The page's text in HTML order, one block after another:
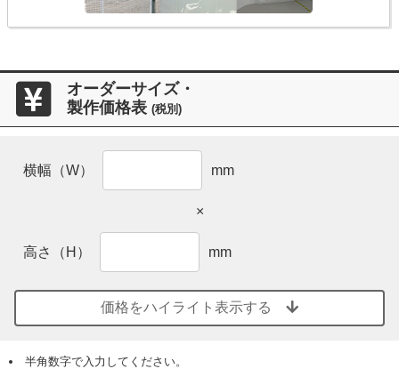
オーダーサイズ・
製作価格表 (税別)
横幅（W） mm
×
高さ（H） mm
価格をハイライト表示する
半角数字で入力してください。